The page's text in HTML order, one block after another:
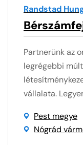
Randstad
Partnerünk az
legrégebbi
vállalata.
Pest megye
Nógrád